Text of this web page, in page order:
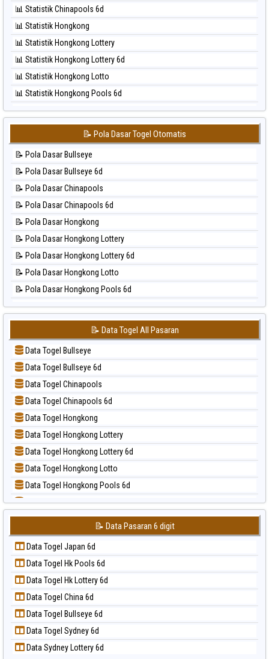
⚽ Bola Hitam North Carolina Day
⚽ Bola Hitam Pcso
⚽ Bola Hitam Sao Paulo
⚽ Bola Hitam Singapore
⚽ Bola Hitam Sydney
⚽ Bola Hitam Sydney Lottery
⚽ Bola Hitam Sydney Lottery 6d
⚽ Bola Hitam Sydney Lotto
⚽ Bola Hitam Sydney Pools 6d
⚽ Bola Hitam Taipei
⚽ Bola Hitam Taiwan
📊 Statistik Chinapools 6d
📊 Statistik Hongkong
📊 Statistik Hongkong Lottery
📊 Statistik Hongkong Lottery 6d
📊 Statistik Hongkong Lotto
📊 Statistik Hongkong Pools 6d
📊 Statistik Japan
📊 Statistik Japan 6d
📊 Statistik Korea
📊 Statistik Kuda Lari
📊 Statistik Magnum Cambodia
📊 Statistik Nagoya
📊 Statistik New York Midday
📊 Statistik North Carolina Day
📊 Statistik Pcso
📊 Statistik Pennsylvania Day
📊 Statistik Sao Paulo
📊 Statistik Singapore
📊 Statistik Sydney
📊 Statistik Sydney Lottery
📊 Statistik Sydney Lottery 6d
📊 Statistik Sydney Lotto
📊 Statistik Sydney Pools 6d
📊 Statistik Taipei
📊 Statistik Taiwan
📝 Pola Dasar Togel Otomatis
📝 Pola Dasar Bullseye
📝 Pola Dasar Bullseye 6d
📝 Pola Dasar Chinapools
📝 Pola Dasar Chinapools 6d
📝 Pola Dasar Hongkong
📝 Pola Dasar Hongkong Lottery
📝 Pola Dasar Hongkong Lottery 6d
📝 Pola Dasar Hongkong Lotto
📝 Pola Dasar Hongkong Pools 6d
📝 Pola Dasar Japan
📝 Pola Dasar Japan 6d
📝 Pola Dasar Korea
📝 Pola Dasar Kuda Lari
📝 Pola Dasar Magnum Cambodia
📝 Pola Dasar Nagoya
📝 Pola Dasar North Carolina Day
📝 Pola Dasar Pcso
📝 Pola Dasar Sao Paulo
📝 Pola Dasar Singapore
📝 Pola Dasar Sydney
📝 Pola Dasar Sydney Lottery
📝 Pola Dasar Sydney Lottery 6d
📝 Pola Dasar Sydney Lotto
📝 Pola Dasar Sydney Pools 6d
📝 Pola Dasar Taipei
📝 Pola Dasar Taiwan
📝 Data Togel All Pasaran
Data Togel Bullseye
Data Togel Bullseye 6d
Data Togel Chinapools
Data Togel Chinapools 6d
Data Togel Hongkong
Data Togel Hongkong Lottery
Data Togel Hongkong Lottery 6d
Data Togel Hongkong Lotto
Data Togel Hongkong Pools 6d
Data Togel Japan
Data Togel Japan 6d
Data Togel Korea
Data Togel Kuda Lari
Data Togel Magnum Cambodia
Data Togel Nagoya
Data Togel North Carolina Day
Data Togel Pcso
Data Togel Sao Paulo
Data Togel Singapore
📝 Data Pasaran 6 digit
Data Togel Japan 6d
Data Togel Hk Pools 6d
Data Togel Hk Lottery 6d
Data Togel China 6d
Data Togel Bullseye 6d
Data Togel Sydney 6d
Data Sydney Lottery 6d